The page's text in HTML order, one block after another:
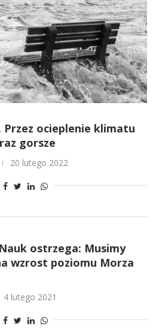
Przez ocieplenie klimatu
gorsze
20 lutego 2022
ostrzega: Musimy
wzrost poziomu Morza
4 lutego 2021